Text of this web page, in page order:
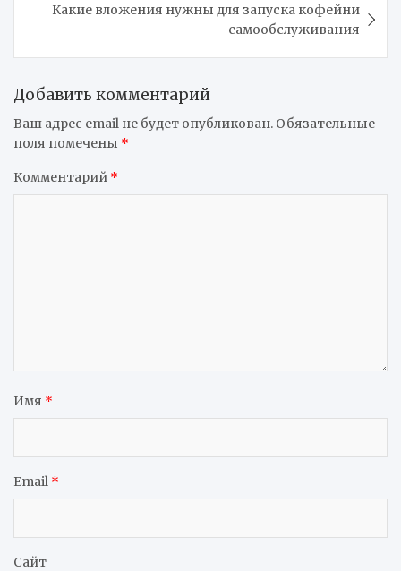
Какие вложения нужны для запуска кофейни
самообслуживания
Добавить комментарий
Ваш адрес email не будет опубликован. Обязательные
поля помечены *
Комментарий *
Имя *
Email *
Сайт